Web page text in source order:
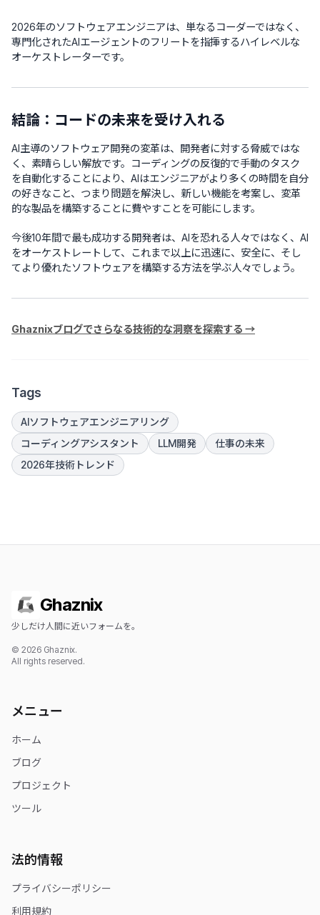
2026年のソフトウェアエンジニアは、単なるコーダーではなく、
専門化されたAIエージェントのフリートを指揮するハイレベルな
オーケストレーターです。
結論：コードの未来を受け入れる
AI主導のソフトウェア開発の変革は、開発者に対する脅威ではな
く、素晴らしい解放です。コーディングの反復的で手動のタスク
を自動化することにより、AIはエンジニアがより多くの時間を自分
の好きなこと、つまり問題を解決し、新しい機能を考案し、変革
的な製品を構築することに費やすことを可能にします。
今後10年間で最も成功する開発者は、AIを恐れる人々ではなく、AI
をオーケストレートして、これまで以上に迅速に、安全に、そし
てより優れたソフトウェアを構築する方法を学ぶ人々でしょう。
Ghaznixブログでさらなる技術的な洞察を探索する →
Tags
AIソフトウェアエンジニアリング
コーディングアシスタント
LLM開発
仕事の未来
2026年技術トレンド
Ghaznix
少しだけ人間に近いフォームを。
© 2026 Ghaznix.
All rights reserved.
メニュー
ホーム
ブログ
プロジェクト
ツール
法的情報
プライバシーポリシー
利用規約